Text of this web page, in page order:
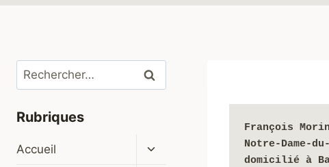
François Morin
Notre-Dame-
domicilié à
Rechercher :
Rubriques
Accueil
Ouvrir/fermer